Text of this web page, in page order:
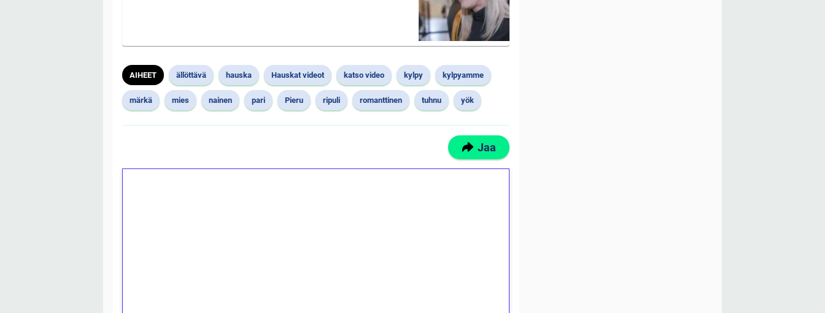
AIHEET ällöttävä hauska Hauskat videot katso video kylpy kylpyamme
märkä mies nainen pari Pieru ripuli romanttinen tuhnu yök
Jaa